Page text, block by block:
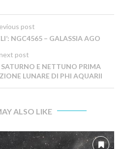
post
NGC4565 – GALASSIA AGO
next post
E NETTUNO PRIMA
LUNARE DI PHI AQUARII
ALSO LIKE